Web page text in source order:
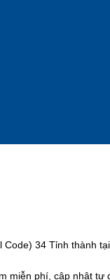
34 Tỉnh thành
miễn phí, cập nhật tự